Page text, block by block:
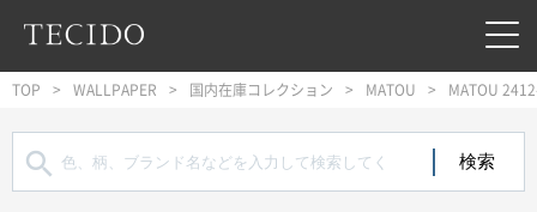
フッターへジャンプ
TOP WALLPAPER 国内在庫コレクション MATOU MATOU
